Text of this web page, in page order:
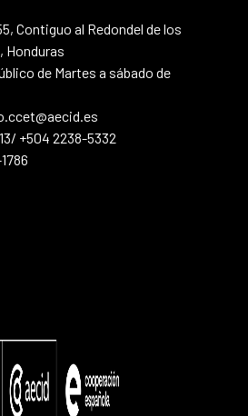
Contiguo al Redondel de los
Honduras
de Martes a sábado de
+504 2238-5332